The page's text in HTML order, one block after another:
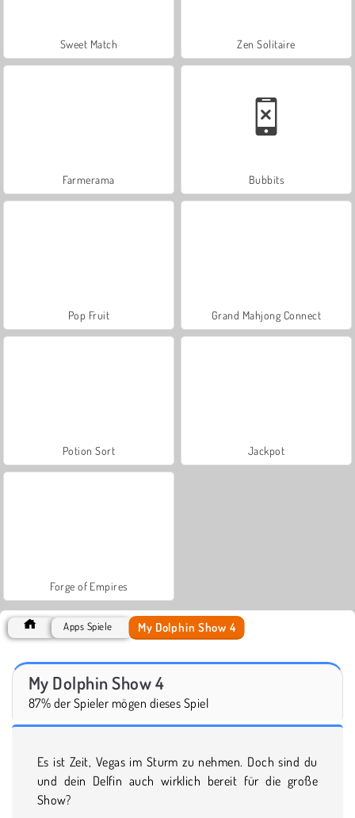
Sweet Match Zen Solitaire
Farmerama Bubbits
Pop Fruit Grand Mahjong Connect
Potion Sort Jackpot
Forge of Empires
Apps Spiele My Dolphin Show 4
My Dolphin Show 4
87% der Spieler mögen dieses Spiel
Es ist Zeit, Vegas im Sturm zu nehmen. Doch sind du
und dein Delfin auch wirklich bereit für die große
Show?